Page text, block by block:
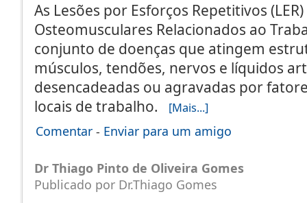
As Lesões por Esforços Repetitivos
Osteomusculares Relacionados ao
conjunto de doenças que atingem
músculos, tendões, nervos e líquidos
desencadeadas ou agravadas por
locais de trabalho.
[Mais...]
Comentar - Enviar para um amigo
Dr Thiago Pinto de Oliveira Gomes
Publicado por Dr.Thiago Gomes